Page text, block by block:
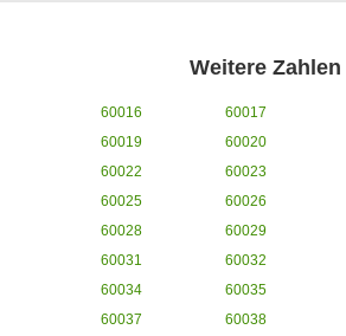
Weitere Zahlen
60016 60017
60019
60020
60022
60023
60025
60026
60028
60029
60031
60032
60034
60035
60037
60038